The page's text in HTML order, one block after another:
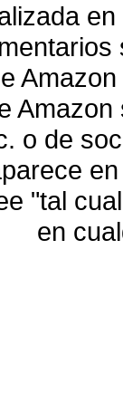
o de
"tal
en